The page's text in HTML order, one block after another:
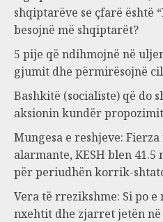
shqiptarëve se çfarë është
besojnë më shqiptarët?
5 pije që ndihmojnë në
gjumit dhe përmirësojnë
Bashkitë (socialiste) që do
aksionin kundër
Mungesa e reshjeve:
alarmante, KESH blen
për periudhën korrik-
Vera të rrezikshme: Si po
nxehtit dhe zjarret jetën në